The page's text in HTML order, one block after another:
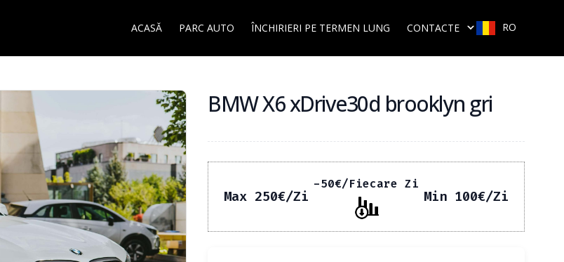
ACASĂ PARC AUTO ÎNCHIRIERI PE TERMEN LUNG CONTACTE RO
BMW X6 xDrive30d brooklyn gri
Max 250€/Zi
-50€/Fiecare Zi
Min 100€/Zi